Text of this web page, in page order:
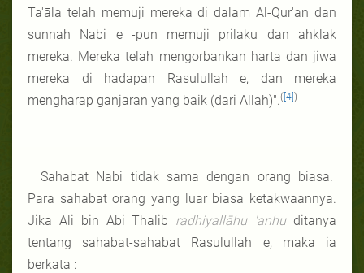
Ta'āla telah memuji mereka di dalam Al-Qur'an dan
sunnah Nabi e -pun memuji prilaku dan ahklak
mereka. Mereka telah mengorbankan harta dan jiwa
mereka di hadapan Rasulullah e, dan mereka
mengharap ganjaran yang baik (dari Allah)".([4])
Sahabat Nabi tidak sama dengan orang biasa.
Para sahabat orang yang luar biasa ketakwaannya.
Jika Ali bin Abi Thalib radhiyallāhu 'anhuditanya
tentang sahabat-sahabat Rasulullah e, maka ia
berkata :